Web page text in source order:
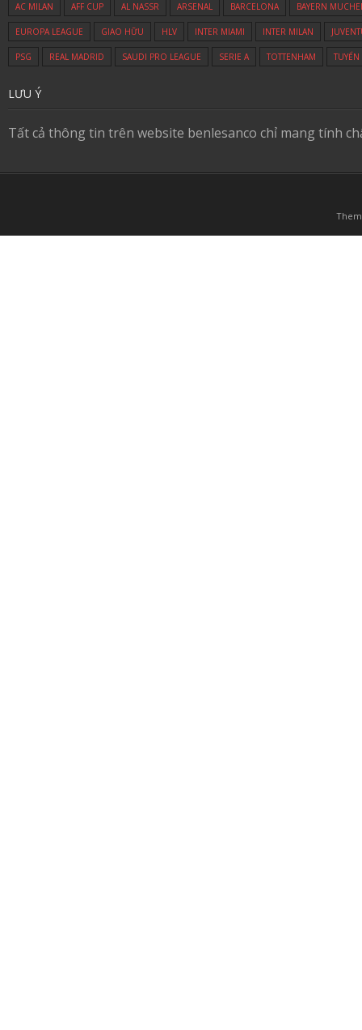
AC MILAN AFF CUP AL NASSR ARSENAL BARCELONA BAYERN
EUROPA LEAGUE GIAO HỮU HLV INTER MIAMI INTER MILAN
PSG REAL MADRID SAUDI PRO LEAGUE SERIE A TOTTENHAM
LƯU Ý
Tất cả thông tin trên website benlesanco chỉ mang tính